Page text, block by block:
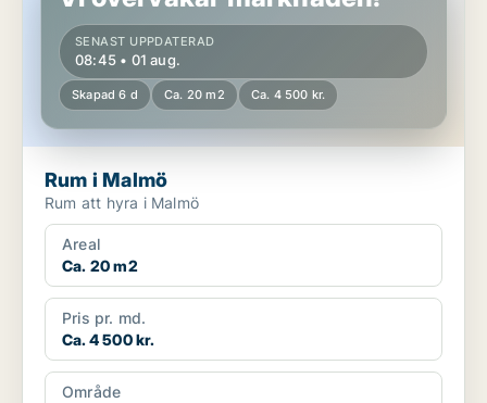
SENAST UPPDATERAD
08:45 • 01 aug.
Skapad 6 d Ca. 20 m2 Ca. 4 500 kr.
Rum i Malmö
Rum att hyra i Malmö
Areal
Ca. 20 m2
Pris pr. md.
Ca. 4 500 kr.
Område